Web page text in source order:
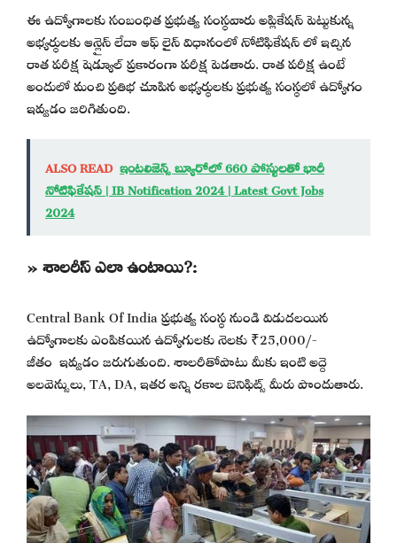
ఈ ఉద్యోగాలకు సంబంధిత ప్రభుత్వ సంస్థవారు అప్లికేషన్ పెట్టుకున్న
అభ్యర్థులకు ఆన్లైన్ లేదా ఆఫ్ లైన్ విధానంలో నోటిఫికేషన్ లో ఇచ్చిన
రాత పరీక్ష షెడ్యూల్ ప్రకారంగా పరీక్ష పెడతారు. రాత పరీక్ష ఉంటే
అందులో మంచి ప్రతిభ చూపిన అభ్యర్థులకు ప్రభుత్వ సంస్థలో ఉద్యోగం
ఇవ్వడం జరిగితుంది.
ALSO READ ఇంటలిజెన్స్ బ్యూరోలో 660 పోస్టులతో భారీ
నోటిఫికేషన్ | IB Notification 2024 | Latest Govt Jobs
2024
» శాలరీస్ ఎలా ఉంటాయి?:
Central Bank Of India ప్రభుత్వ సంస్థ నుండి విడుదలయిన
ఉద్యోగాలకు ఎంపికయిన ఉద్యోగులకు నెలకు ₹25,000/-
జీతం ఇవ్వడం జరుగుతుంది. శాలరీతోపాటు మీకు ఇంటి అద్దె
అలవెన్సులు, TA, DA, ఇతర అన్ని రకాల బెనిఫిట్స్ మీరు పొందుతారు.